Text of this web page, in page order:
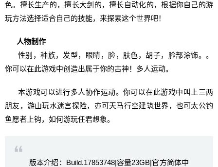
色。擅长生产的，擅长大剑的，擅长自动化的，根据你自己的游
玩方法选择适合自己的技能，来探索这个世界吧！
人物制作
性别，种族，发型，眼睛，脸，肤色，胡子，脸部涂饰。。
你可以在此游戏中创造出属于你的古神！多人运动。
本游戏可以进行多人协作运动。你可以在此游戏中叫上三两
朋友，游山玩水迷宫探险，亦可天马行空建筑世界，也可太公钓
鱼愿者上钩，如何游玩任君想象。
版本介绍：Build.17853748|容量23GB|官方简体中